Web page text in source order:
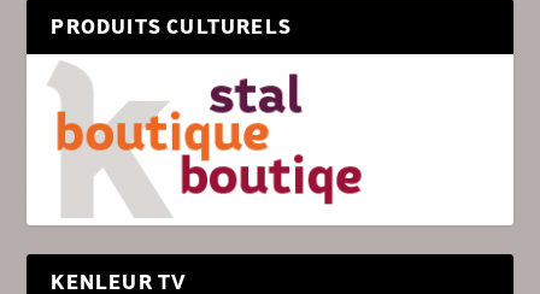
PRODUITS CULTURELS
KENLEUR TV